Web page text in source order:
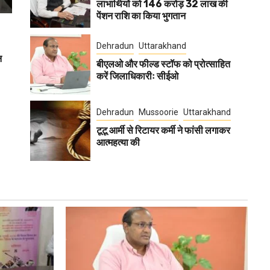
लाभार्थियों को 146 करोड़ 32 लाख की
पेंशन राशि का किया भुगतान
Dehradun Uttarakhand
बीएलओ और फील्ड स्टॉफ को प्रोत्साहित
करें जिलाधिकारीः सीईओ
Dehradun Mussoorie Uttarakhand
टूटू आर्मी से रिटायर कर्मी ने फांसी लगाकर
आत्महत्या की